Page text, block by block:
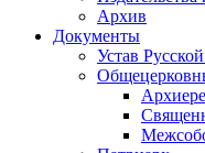
Архив
Документы
Устав